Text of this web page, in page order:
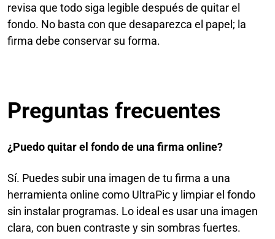
revisa que todo siga legible después de quitar el
fondo. No basta con que desaparezca el papel; la
firma debe conservar su forma.
Preguntas frecuentes
¿Puedo quitar el fondo de una firma online?
Sí. Puedes subir una imagen de tu firma a una
herramienta online como UltraPic y limpiar el fondo
sin instalar programas. Lo ideal es usar una imagen
clara, con buen contraste y sin sombras fuertes.